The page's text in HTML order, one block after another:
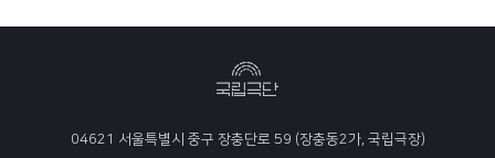
04621 서울특별시 중구 장충단로 59 (장충동2가, 국립극장)